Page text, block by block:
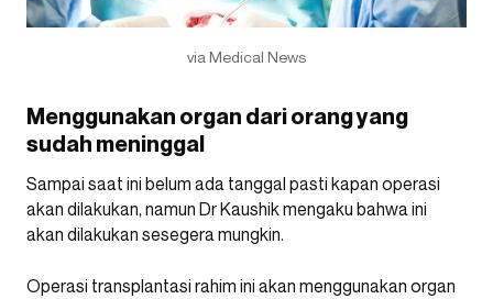
via Medical News
Menggunakan organ dari orang yang
sudah meninggal
Sampai saat ini belum ada tanggal pasti kapan operasi
akan dilakukan, namun Dr Kaushik mengaku bahwa ini
akan dilakukan sesegera mungkin.
Operasi transplantasi rahim ini akan menggunakan organ